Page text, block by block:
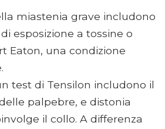
miastenia grave includono
esposizione a tossine o
Eaton, una condizione
test di Tensilon includono il
palpebre, e distonia
il collo. A differenza